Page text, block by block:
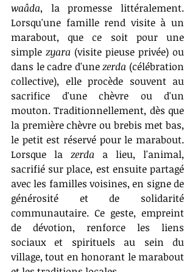
waâda, la promesse littéralement.
Lorsqu'une famille rend visite à un
marabout, que ce soit pour une
simple zyara (visite pieuse privée) ou
dans le cadre d'une zerda (célébration
collective), elle procède souvent au
sacrifice d'une chèvre ou d'un
mouton. Traditionnellement, dès que
la première chèvre ou brebis met bas,
le petit est réservé pour le marabout.
Lorsque la zerda a lieu, l'animal,
sacrifié sur place, est ensuite partagé
avec les familles voisines, en signe de
générosité et de solidarité
communautaire. Ce geste, empreint
de dévotion, renforce les liens
sociaux et spirituels au sein du
village, tout en honorant le marabout